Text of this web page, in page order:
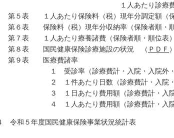
人あたり診療費との相
表 １人あたり保険料（税）現年分調定額（保
表 保険料（税）現年分収納率（保険者順・
表 １人あたり療養諸費（保険者順・順位表
表 国民健康保険診療施設の状況 （ ＰＤＦ ）
９表 医療費諸率
受診率（診療費計・入院・入院外・
２ １件あたり日数（診療費計・入院
３ １日あたり費用額（診療費計・入
４ １人あたり費用額（診療費計・入
令和５年度国民健康保険事業状況統計表